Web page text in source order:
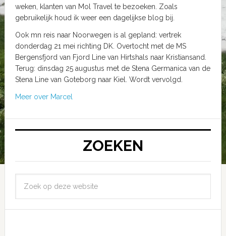
weken, klanten van Mol Travel te bezoeken. Zoals
gebruikelijk houd ik weer een dagelijkse blog bij.
Ook mn reis naar Noorwegen is al gepland: vertrek
donderdag 21 mei richting DK. Overtocht met de MS
Bergensfjord van Fjord Line van Hirtshals naar Kristiansand.
Terug: dinsdag 25 augustus met de Stena Germanica van de
Stena Line van Goteborg naar Kiel. Wordt vervolgd.
Meer over Marcel
ZOEKEN